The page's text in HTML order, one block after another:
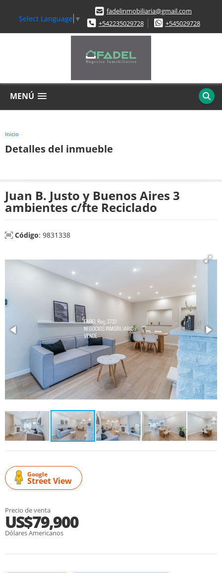
Select Language ▼
fadelinmobiliaria@gmail.com
+542235029728
+545029728
MENÚ
Inicio
Detalles del inmueble
Juan B. Justo y Buenos Aires 3
ambientes c/fte Reciclado
Código: 9831338
Google
Street View
Precio de venta
US$79,900
Dólares Americanos